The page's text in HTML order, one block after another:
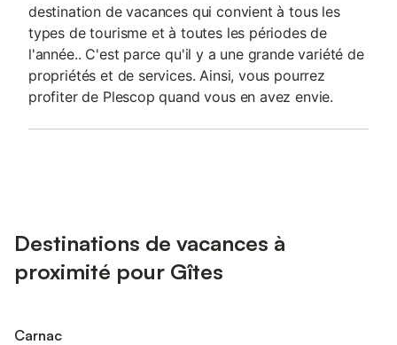
destination de vacances qui convient à tous les
types de tourisme et à toutes les périodes de
l'année.. C'est parce qu'il y a une grande variété de
propriétés et de services. Ainsi, vous pourrez
profiter de Plescop quand vous en avez envie.
Destinations de vacances à
proximité pour Gîtes
Carnac